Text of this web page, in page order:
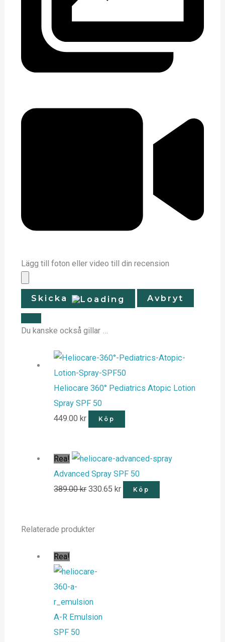
Lägg till foton eller video till din recension
Skicka Avbryt
Du kanske också gillar …
Heliocare 360° Pediatrics Atopic Lotion
Spray SPF 50
449.00 kr Köp
Rea!
Advanced Spray SPF 50
389.00kr 330.65 kr Köp
Relaterade produkter
Rea!
A-R Emulsion
SPF 50